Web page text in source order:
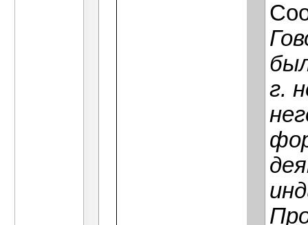
г.